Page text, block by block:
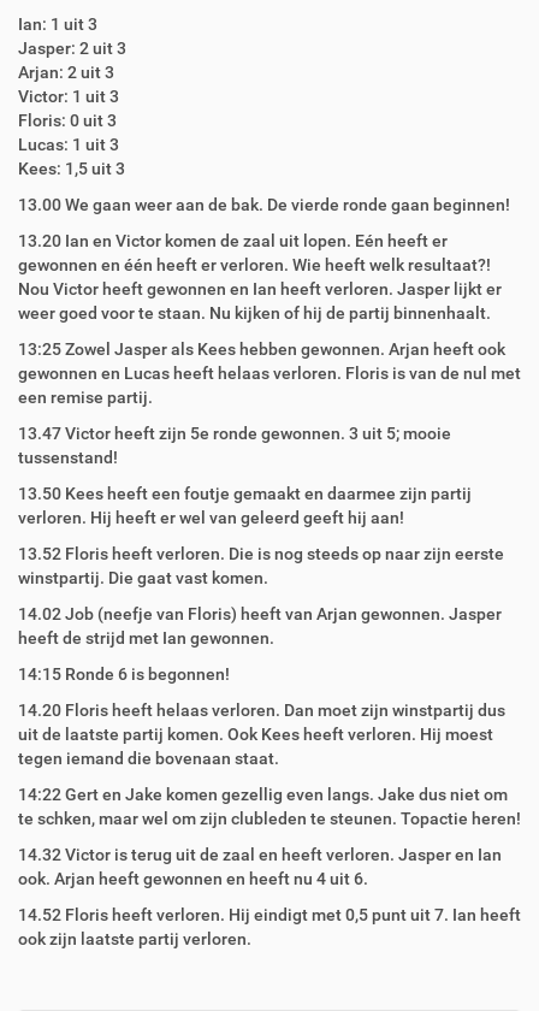
Ian: 1 uit 3
Jasper: 2 uit 3
Arjan: 2 uit 3
Victor: 1 uit 3
Floris: 0 uit 3
Lucas: 1 uit 3
Kees: 1,5 uit 3
13.00 We gaan weer aan de bak. De vierde ronde gaan beginnen!
13.20 Ian en Victor komen de zaal uit lopen. Eén heeft er
gewonnen en één heeft er verloren. Wie heeft welk resultaat?!
Nou Victor heeft gewonnen en Ian heeft verloren. Jasper lijkt er
weer goed voor te staan. Nu kijken of hij de partij binnenhaalt.
13:25 Zowel Jasper als Kees hebben gewonnen. Arjan heeft ook
gewonnen en Lucas heeft helaas verloren. Floris is van de nul met
een remise partij.
13.47 Victor heeft zijn 5e ronde gewonnen. 3 uit 5; mooie
tussenstand!
13.50 Kees heeft een foutje gemaakt en daarmee zijn partij
verloren. Hij heeft er wel van geleerd geeft hij aan!
13.52 Floris heeft verloren. Die is nog steeds op naar zijn eerste
winstpartij. Die gaat vast komen.
14.02 Job (neefje van Floris) heeft van Arjan gewonnen. Jasper
heeft de strijd met Ian gewonnen.
14:15 Ronde 6 is begonnen!
14.20 Floris heeft helaas verloren. Dan moet zijn winstpartij dus
uit de laatste partij komen. Ook Kees heeft verloren. Hij moest
tegen iemand die bovenaan staat.
14:22 Gert en Jake komen gezellig even langs. Jake dus niet om
te schken, maar wel om zijn clubleden te steunen. Topactie heren!
14.32 Victor is terug uit de zaal en heeft verloren. Jasper en Ian
ook. Arjan heeft gewonnen en heeft nu 4 uit 6.
14.52 Floris heeft verloren. Hij eindigt met 0,5 punt uit 7. Ian heeft
ook zijn laatste partij verloren.